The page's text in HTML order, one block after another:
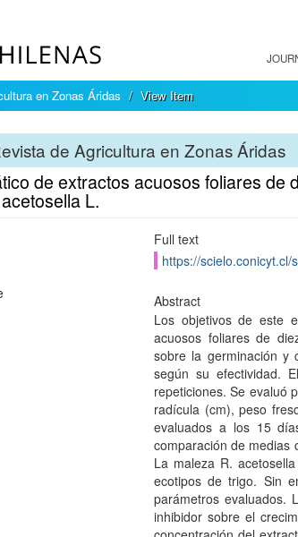
en Zonas Áridas View Item
de Agricultura en Zonas Áridas
de extractos acuosos foliares de
L.
Full text
https://
Abstract
Los objetivos de este
acuosos foliares de
sobre la germinación y
según su efectividad.
repeticiones. Se evaluó
radícula (cm), peso
evaluados a los 15
comparación de medias
La maleza R.
ecotipos de trigo. Sin
parámetros evaluados.
inhibidor sobre el